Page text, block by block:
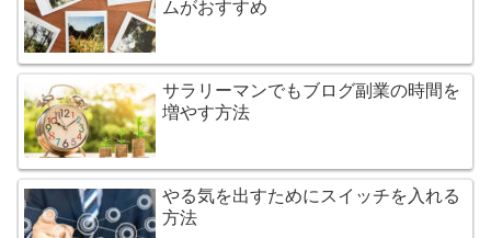
ムがおすすめ
サラリーマンでもブログ副業の時間を
増やす方法
やる気を出すためにスイッチを入れる
方法